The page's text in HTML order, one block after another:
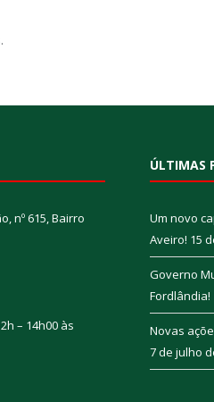
nº 615, Bairro
– 14h00 às
ÚLTIMAS
Um novo
Aveiro! 15
Governo
Fordlândia!
Novas
7 de julho